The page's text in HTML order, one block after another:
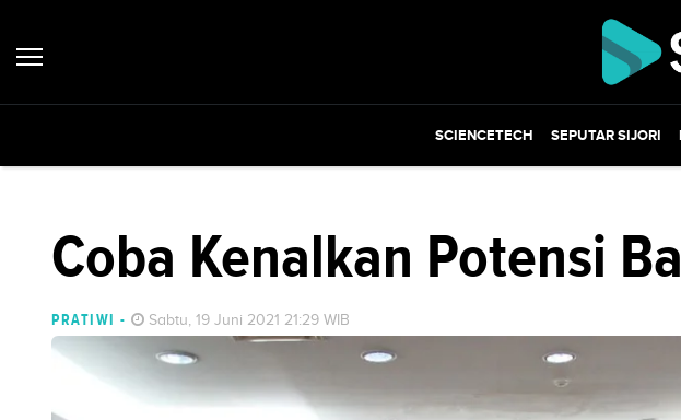
SCIENCETECH SEPUTAR SIJORI
Coba Kenalkan Potensi
PRATIWI - Sabtu, 19 Juni 2021 21:29 WIB